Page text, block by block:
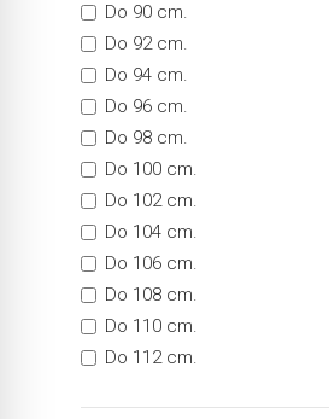
Do 90 cm.
Do 92 cm.
Do 94 cm.
Do 96 cm.
Do 98 cm.
Do 100 cm.
Do 102 cm.
Do 104 cm.
Do 106 cm.
Do 108 cm.
Do 110 cm.
Do 112 cm.